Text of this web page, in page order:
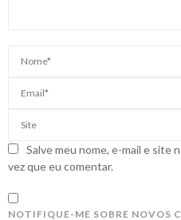
Salve meu nome, e-mail e site
vez que eu comentar.
NOTIFIQUE-ME SOBRE NOVOS